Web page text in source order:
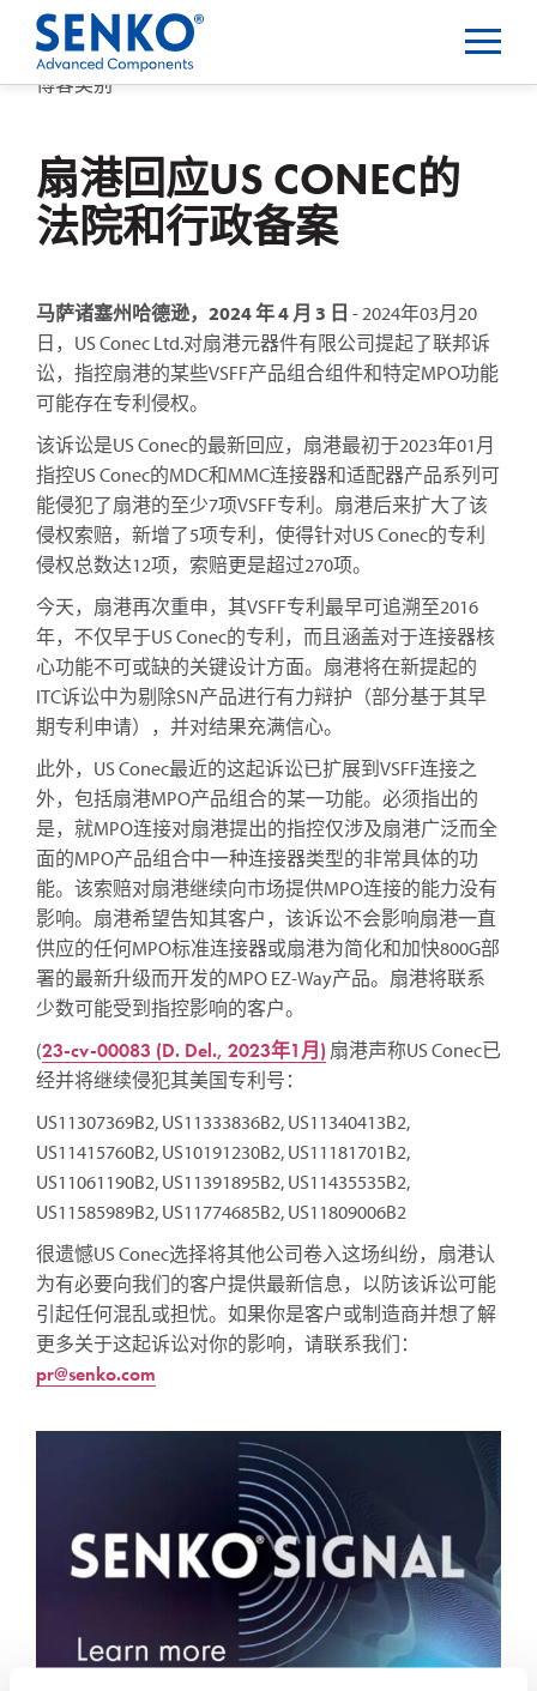
博客类别
扇港回应US CONEC的
法院和行政备案
马萨诸塞州哈德逊，2024 年 4 月 3 日 - 2024年03月20
日，US Conec Ltd.对扇港元器件有限公司提起了联邦诉
讼，指控扇港的某些VSFF产品组合组件和特定MPO功能
可能存在专利侵权。
该诉讼是US Conec的最新回应，扇港最初于2023年01月
指控US Conec的MDC和MMC连接器和适配器产品系列可
能侵犯了扇港的至少7项VSFF专利。扇港后来扩大了该
侵权索赔，新增了5项专利，使得针对US Conec的专利
侵权总数达12项，索赔更是超过270项。
今天，扇港再次重申，其VSFF专利最早可追溯至2016
年，不仅早于US Conec的专利，而且涵盖对于连接器核
心功能不可或缺的关键设计方面。扇港将在新提起的
ITC诉讼中为剔除SN产品进行有力辩护（部分基于其早
期专利申请），并对结果充满信心。
此外，US Conec最近的这起诉讼已扩展到VSFF连接之
外，包括扇港MPO产品组合的某一功能。必须指出的
是，就MPO连接对扇港提出的指控仅涉及扇港广泛而全
面的MPO产品组合中一种连接器类型的非常具体的功
能。该索赔对扇港继续向市场提供MPO连接的能力没有
影响。扇港希望告知其客户，该诉讼不会影响扇港一直
供应的任何MPO标准连接器或扇港为简化和加快800G部
署的最新升级而开发的MPO EZ-Way产品。扇港将联系
少数可能受到指控影响的客户。
(23-cv-00083 (D. Del., 2023年1月) 扇港声称US Conec已
经并将继续侵犯其美国专利号：
US11307369B2, US11333836B2, US11340413B2,
US11415760B2, US10191230B2, US11181701B2,
US11061190B2, US11391895B2, US11435535B2,
US11585989B2, US11774685B2, US11809006B2
很遗憾US Conec选择将其他公司卷入这场纠纷，扇港认
为有必要向我们的客户提供最新信息，以防该诉讼可能
引起任何混乱或担忧。如果你是客户或制造商并想了解
更多关于这起诉讼对你的影响，请联系我们：
pr@senko.com